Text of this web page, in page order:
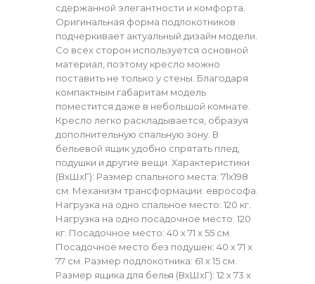
сдержанной элегантности и комфорта.
Оригинальная форма подлокотников
подчеркивает актуальный дизайн модели.
Со всех сторон используется основной
материал, поэтому кресло можно
поставить не только у стены. Благодаря
компактным габаритам модель
поместится даже в небольшой комнате.
Кресло легко раскладывается, образуя
дополнительную спальную зону. В
бельевой ящик удобно спрятать плед,
подушки и другие вещи. Характеристики
(ВхШхГ): Размер спального места: 71х198
см. Механизм трансформации: еврософа.
Нагрузка на одно спальное место: 120 кг.
Нагрузка на одно посадочное место: 120
кг. Посадочное место: 40 х 71 х 55 см.
Посадочное место без подушек: 40 х 71 х
77 см. Размер подлокотника: 61 х 15 см.
Размер ящика для белья (ВхШхГ): 12 х 73 х